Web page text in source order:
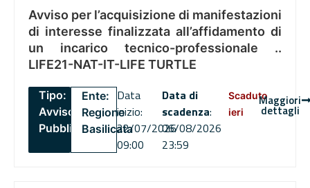
Avviso per l’acquisizione di manifestazioni
di interesse finalizzata all’affidamento di
un incarico tecnico-professionale ..
LIFE21-NAT-IT-LIFE TURTLE
Tipo:
Avviso
Pubblico
Ente:
Regione
Basilicata
Data
inizio:
22/07/2026
09:00
Data di
scadenza:
06/08/2026
23:59
Scaduto
ieri
Maggiori
dettagli